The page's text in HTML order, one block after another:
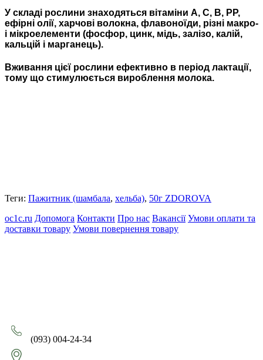
У складі рослини знаходяться вітаміни А, С, В, РР,
ефірні олії, харчові волокна, флавоноїди, різні макро-
і мікроелементи (фосфор, цинк, мідь, залізо, калій,
кальцій і марганець).
Вживання цієї рослини ефективно в період лактації,
тому що стимулюється вироблення молока.
Теги: Пажитник (шамбала, хельба), 50г ZDOROVA
oc1c.ru Допомога Контакти Про нас Вакансії Умови оплати та
доставки товару Умови повернення товару
(093) 004-24-34